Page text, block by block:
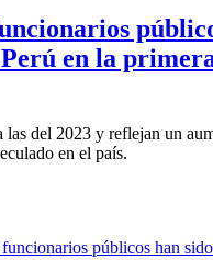
en la
las del 2023 y reflejan un
en el país.